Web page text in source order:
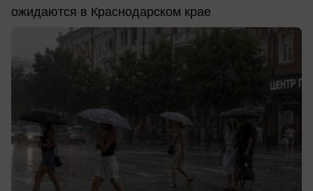
ожидаются в Краснодарском крае